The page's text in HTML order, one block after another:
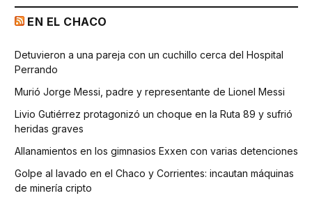
EN EL CHACO
Detuvieron a una pareja con un cuchillo cerca del Hospital
Perrando
Murió Jorge Messi, padre y representante de Lionel Messi
Livio Gutiérrez protagonizó un choque en la Ruta 89 y sufrió
heridas graves
Allanamientos en los gimnasios Exxen con varias detenciones
Golpe al lavado en el Chaco y Corrientes: incautan máquinas
de minería cripto